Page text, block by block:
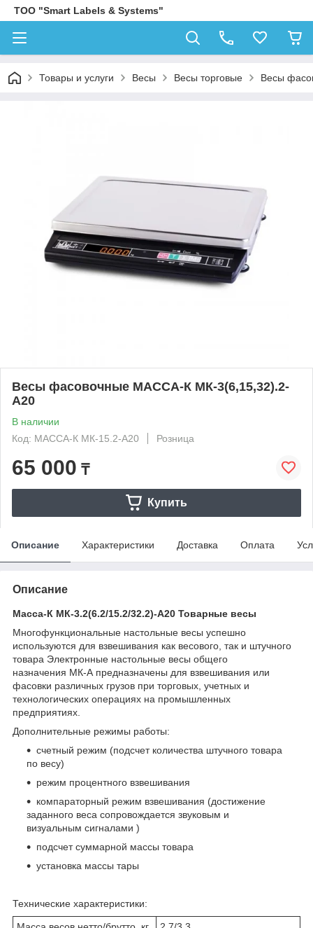
ТОО "Smart Labels & Systems"
Товары и услуги Весы Весы торговые Весы
Весы фасовочные МАССА-К МК-3(6,15,32).2-
А20
В наличии
Код: МАССА-К МК-15.2-А20
Розница
65 000 ₸
Купить
Описание Характеристики Доставка Оплата
Описание
Масса-К МК-3.2(6.2/15.2/32.2)-А20 Товарные весы
Многофункциональные настольные весы успешно
используются для взвешивания как весового, так и штучного
товара Электронные настольные весы общего
назначения МК-А предназначены для взвешивания или
фасовки различных грузов при торговых, учетных и
технологических операциях на промышленных
предприятиях.
Дополнительные режимы работы:
счетный режим (подсчет количества штучного товара
по весу)
режим процентного взвешивания
компараторный режим взвешивания (достижение
заданного веса сопровождается звуковым и
визуальным сигналами )
подсчет суммарной массы товара
установка массы тары
Технические характеристики: